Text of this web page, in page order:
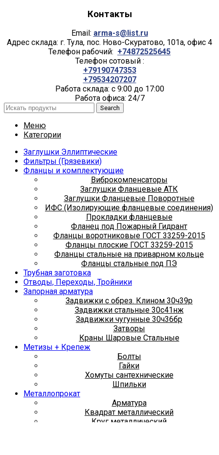
Контакты
Email: arma-s@list.ru
Адрес склада: г. Тула, пос. Ново-Скуратово, 101а, офис 4
Телефон рабочий: +74872525645
Телефон сотовый :
+79190747353
+79534207207
Работа склада: с 9:00 до 17:00
Работа офиса: 24/7
Search
Меню
Категории
Заглушки Эллиптические
Фильтры (Грязевики)
Фланцы и комплектующие
Виброкомпенсаторы
Заглушки Фланцевые АТК
Заглушки Фланцевые Поворотные
ИФС (Изолирующие фланцевые соединения)
Прокладки фланцевые
Фланец под Пожарный Гидрант
Фланцы воротниковые ГОСТ 33259-2015
Фланцы плоские ГОСТ 33259-2015
Фланцы стальные на приварном кольце
Фланцы стальные под ПЭ
Трубная заготовка
Отводы, Переходы, Тройники
Запорная арматура
Задвижки с обрез. Клином 30ч39р
Задвижки стальные 30с41нж
Задвижки чугунные 30ч36бр
Затворы
Краны Шаровые Стальные
Метизы + Крепеж
Болты
Гайки
Хомуты сантехнические
Шпильки
Металлопрокат
Арматура
Квадрат металлический
Круг металлический